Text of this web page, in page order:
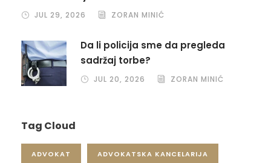
JUL 29, 2026 ZORAN MINIĆ
Da li policija sme da pregleda
sadržaj torbe?
JUL 20, 2026 ZORAN MINIĆ
Tag Cloud
ADVOKAT ADVOKATSKA KANCELARIJA